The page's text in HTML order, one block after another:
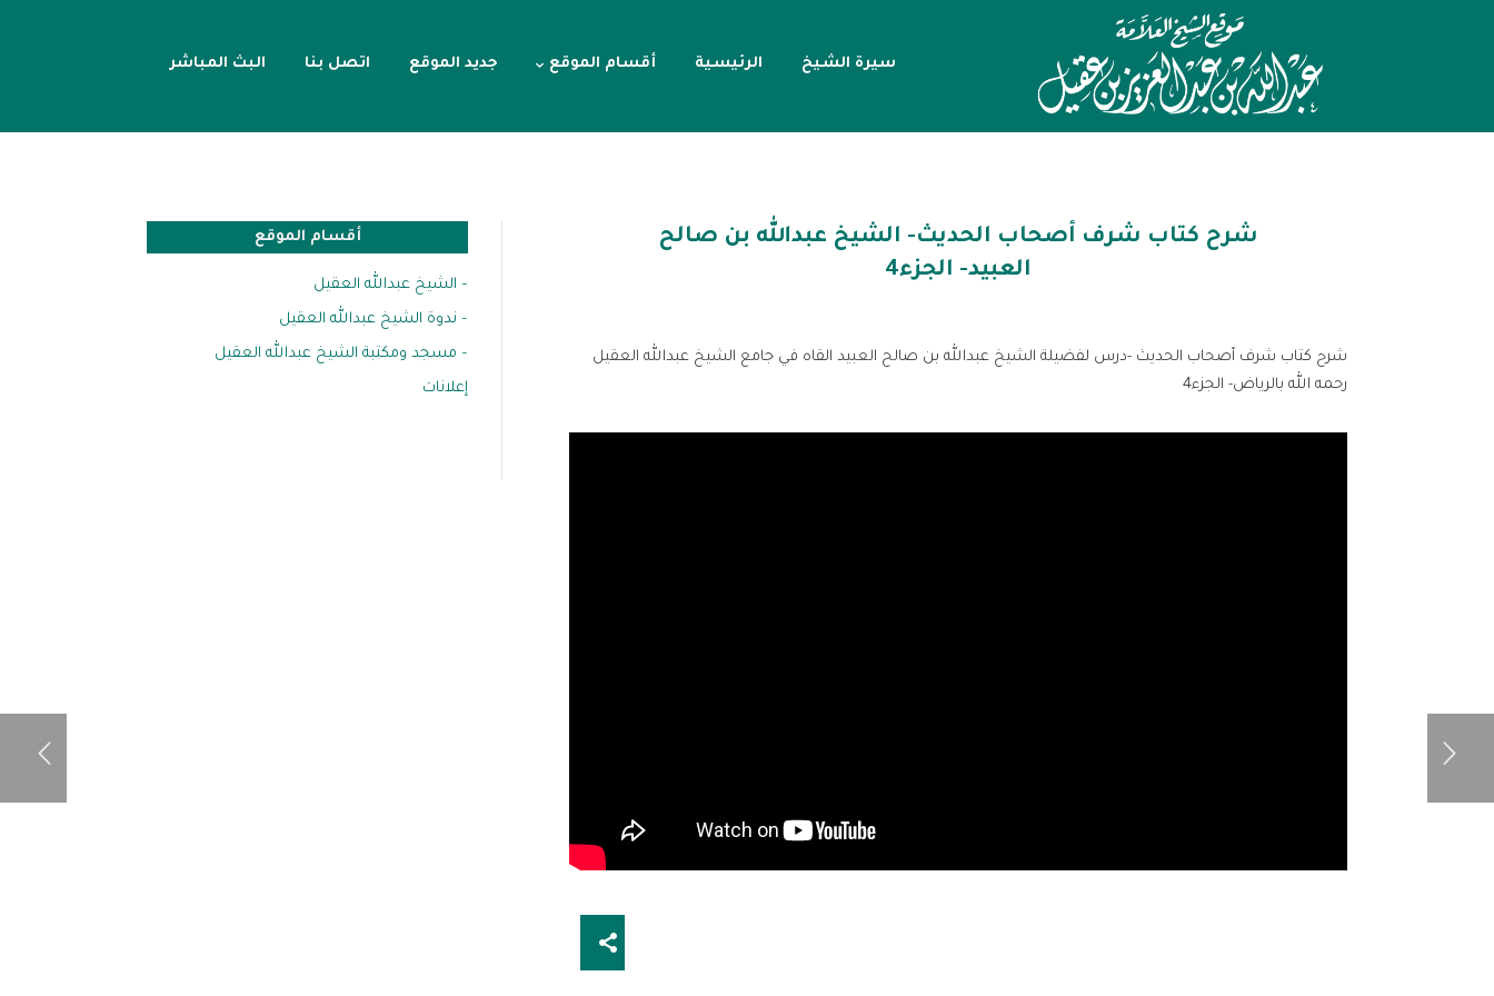
سيرة الشيخ الرئيسية أقسام الموقع جديد الموقع اتصل بنا البث المباشر
شرح كتاب شرف أصحاب الحديث- الشيخ عبدالله بن صالح
العبيد- الجزء4
شرح كتاب شرف أصحاب الحديث -درس لفضيلة الشيخ عبدالله بن صالح العبيد القاه في جامع الشيخ عبدالله العقيل
رحمه الله بالرياض- الجزء4
أقسام الموقع
– الشيخ عبدالله العقيل
– ندوة الشيخ عبدالله العقيل
– مسجد ومكتبة الشيخ عبدالله العقيل
إعلانات